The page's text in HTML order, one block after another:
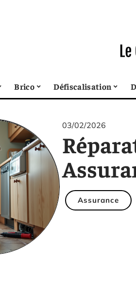
Brico Défiscalisation
03/02/2026
Assurance